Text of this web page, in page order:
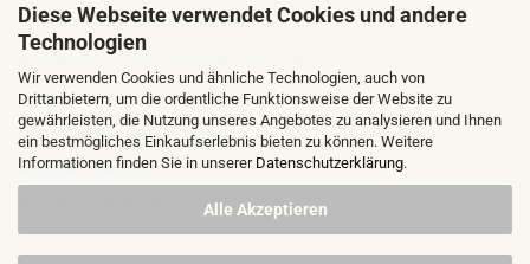
Diese Webseite verwendet Cookies und andere
Technologien
Wir verwenden Cookies und ähnliche Technologien, auch von
Drittanbietern, um die ordentliche Funktionsweise der Website zu
gewährleisten, die Nutzung unseres Angebotes zu analysieren und Ihnen
ein bestmögliches Einkaufserlebnis bieten zu können. Weitere
Informationen finden Sie in unserer Datenschutzerklärung.
Alle Akzeptieren
Versand- & Zahlungsbedingungen
Widerrufsrecht & Muster-Widerrufsformular
AGB
Privatsphäre und Datenschutz
Callback Service